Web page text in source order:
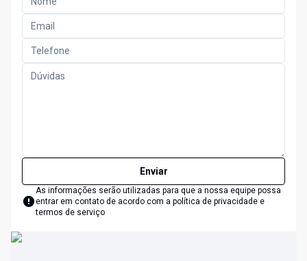
Enviar
As informações serão utilizadas para que a nossa equipe possa
entrar em contato de acordo com a política de privacidade e
termos de serviço